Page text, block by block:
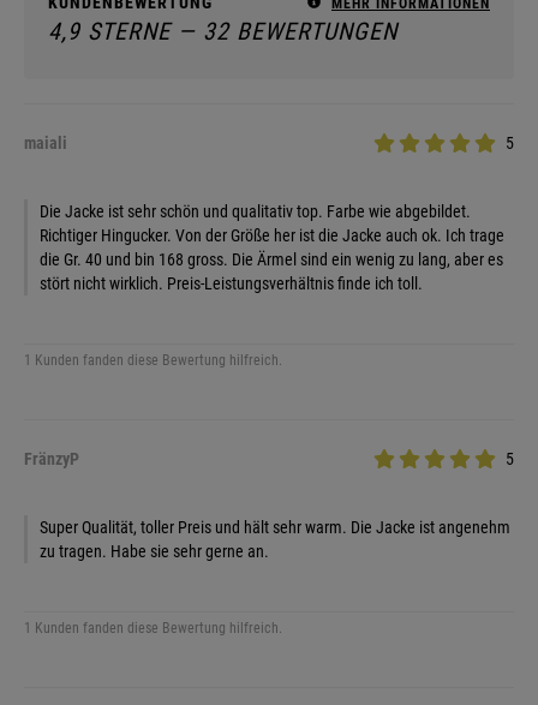
MEHR INFORMATIONEN
4,9 STERNE — 32 BEWERTUNGEN
maiali 5
Die Jacke ist sehr schön und qualitativ top. Farbe wie abgebildet.
Richtiger Hingucker. Von der Größe her ist die Jacke auch ok. Ich trage
die Gr. 40 und bin 168 gross. Die Ärmel sind ein wenig zu lang, aber es
stört nicht wirklich. Preis-Leistungsverhältnis finde ich toll.
1 Kunden fanden diese Bewertung hilfreich.
FränzyP 5
Super Qualität, toller Preis und hält sehr warm. Die Jacke ist angenehm
zu tragen. Habe sie sehr gerne an.
1 Kunden fanden diese Bewertung hilfreich.